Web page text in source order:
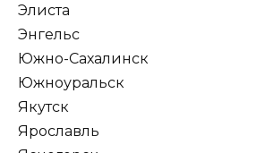
Элиста
Энгельс
Южно-Сахалинск
Южноуральск
Якутск
Ярославль